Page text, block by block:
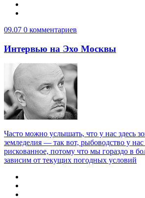
09.07 0 комментариев
Интервью на Эхо Москвы
Часто можно услышать, что у нас здесь
земледелия — так вот, рыбоводство у
рискованное, потому что мы гораздо в
зависим от текущих погодных условий